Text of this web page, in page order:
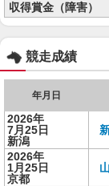
収得賞金（障害）
競走成績
年月日
2026年
7月25日
新潟
2026年
1月25日
京都